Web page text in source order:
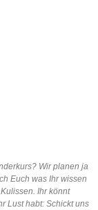
Wir planen ja
Euch was Ihr wissen
Ihr könnt
Lust habt: Schickt uns